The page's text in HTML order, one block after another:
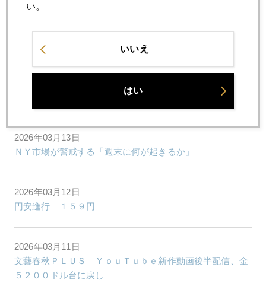
激しい５０００ドル攻防戦、終日続く
金５０００ドル割れ、これからどうなる（速報）
2026年03月13日
ＮＹ市場が警戒する「週末に何が起きるか」
2026年03月12日
円安進行 １５９円
2026年03月11日
文藝春秋ＰＬＵＳ ＹｏｕＴｕｂｅ新作動画後半配信、金
５２００ドル台に戻し
い。
いいえ
はい